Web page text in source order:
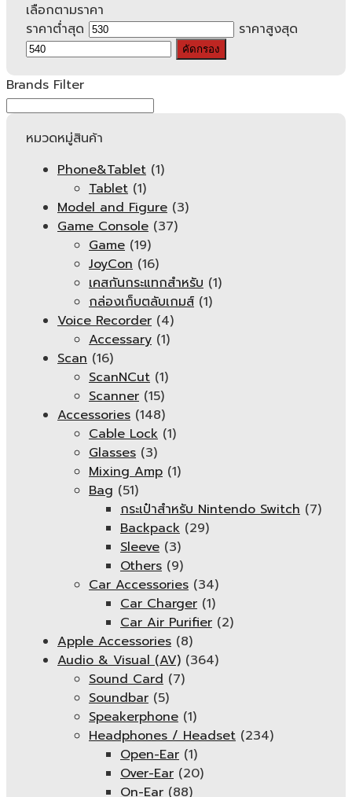
เลือกตามราคา
ราคาต่ำสุด
ราคาสูงสุด
คัดกรอง
Brands Filter
หมวดหมู่สินค้า
Phone&Tablet (1)
Tablet (1)
Model and Figure (3)
Game Console (37)
Game (19)
JoyCon (16)
เคสกันกระแทกสำหรับ (1)
กล่องเก็บตลับเกมส์ (1)
Voice Recorder (4)
Accessary (1)
Scan (16)
ScanNCut (1)
Scanner (15)
Accessories (148)
Cable Lock (1)
Glasses (3)
Mixing Amp (1)
Bag (51)
กระเป๋าสำหรับ Nintendo Switch (7)
Backpack (29)
Sleeve (3)
Others (9)
Car Accessories (34)
Car Charger (1)
Car Air Purifier (2)
Apple Accessories (8)
Audio & Visual (AV) (364)
Sound Card (7)
Soundbar (5)
Speakerphone (1)
Headphones / Headset (234)
Open-Ear (1)
Over-Ear (20)
On-Ear (88)